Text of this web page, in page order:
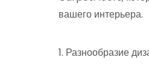
вашего интерьера.
1. Разнообразие